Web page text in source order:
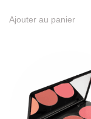
Ajouter au panier